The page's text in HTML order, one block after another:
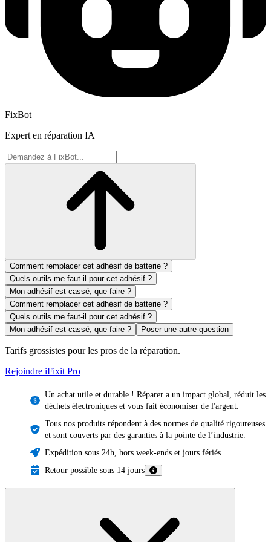
FixBot
Expert en réparation IA
Comment remplacer cet adhésif de batterie ?
Quels outils me faut-il pour cet adhésif ?
Mon adhésif est cassé, que faire ?
Comment remplacer cet adhésif de batterie ?
Quels outils me faut-il pour cet adhésif ?
Mon adhésif est cassé, que faire ?
Poser une autre question
Tarifs grossistes pour les pros de la réparation.
Rejoindre iFixit Pro
Un achat utile et durable ! Réparer a un impact global, réduit les
déchets électroniques et vous fait économiser de l'argent.
Tous nos produits répondent à des normes de qualité rigoureuses
et sont couverts par des garanties à la pointe de l’industrie.
Expédition sous 24h, hors week-ends et jours fériés.
Retour possible sous 14 jours